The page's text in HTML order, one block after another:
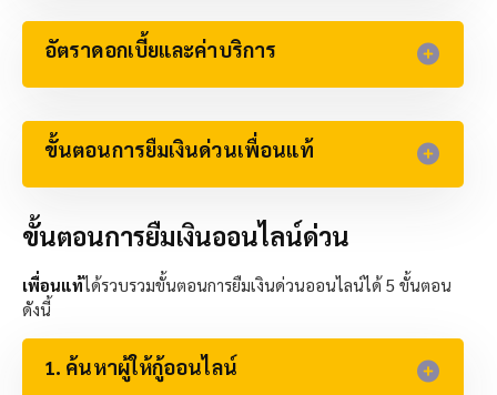
อัตราดอกเบี้ยและค่าบริการ​
ขั้นตอนการยืมเงินด่วนเพื่อนแท้
ขั้นตอนการยืมเงินออนไลน์ด่วน
เพื่อนแท้ได้รวบรวมขั้นตอนการยืมเงินด่วนออนไลน์ได้ 5 ขั้นตอน
ดังนี้
1. ค้นหาผู้ให้กู้ออนไลน์